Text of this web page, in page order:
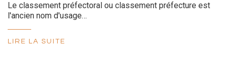
Le classement préfectoral ou classement préfecture est
l'ancien nom d'usage…
LIRE LA SUITE